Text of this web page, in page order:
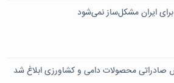
ایران مشکل‌ساز نمی‌شود
محصولات دامی و کشاورزی ابلاغ شد